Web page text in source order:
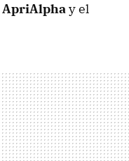
ApriAlphay el